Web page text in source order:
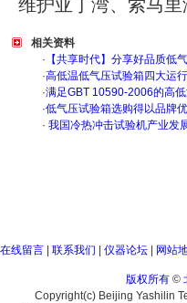
维护亚丁湾、索马
相关资料
· 【共享时代】分享好品质低
·高低温低气压试验箱四大运
·满足GBT 10590-2006的高
·低气压试验箱选购得以品牌
· 我国冷热冲击试验机产业发
在线留言| 联系我们 仪器论坛| 网站
版权所有©
Copyright(c) Beijing Yashilin